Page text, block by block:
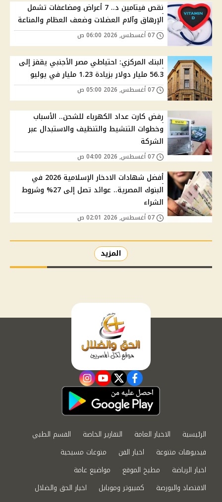
نقص فيتامين د.. 7 أعراض ومضاعفات تشمل
الإرهاق وآلام العضلات وضعف العظام والمناعة
البنك المركزي: احتياطي مصر الأجنبي يقفز إلى
56.3 مليار دولار بزيادة 1.23 مليار في يوليو
رفض كارت عداد الكهرباء للشحن.. الأسباب
وخطوات التنشيط والتنظيف والاستبدال عبر
الشركة
أفضل شهادات الادخار الإسلامية 2026 في
البنوك المصرية.. عوائد تصل إلى 27% وشروط
الشراء
المزيد
facebook
twitter
youtube
instagram
الرئيسية الاخبار العامة التقارير الخاصة
القسم الطبي
فيديوهات متنوعة
اخبار الفن
منوعات مسيحية
اخبار الرياضة
مطبخ الموقع
مواضيع عامة
الاقتصاد والبورصة
كمبيوتر وموبايل
اخبار الحق والضلال